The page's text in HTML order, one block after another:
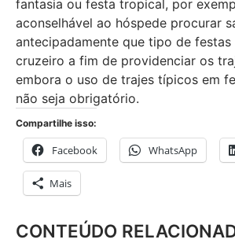
fantasia ou festa tropical, por
aconselhável ao hóspede procurar
antecipadamente que tipo de festas
cruzeiro a fim de providenciar os
embora o uso de trajes típicos em
não seja obrigatório.
Compartilhe isso:
Facebook WhatsApp
Mais
CONTEÚDO